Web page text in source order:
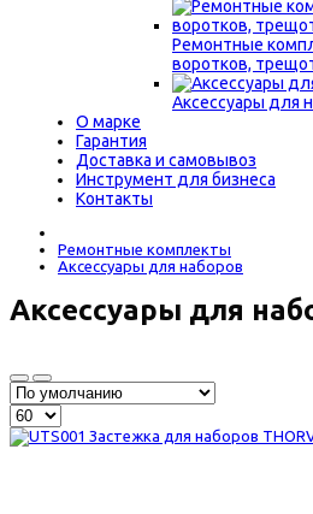
Ремонтные
воротков,
Аксессуары для
О марке
Гарантия
Доставка и самовывоз
Инструмент для бизнеса
Контакты
Ремонтные комплекты
Аксессуары для наборов
Аксессуары для